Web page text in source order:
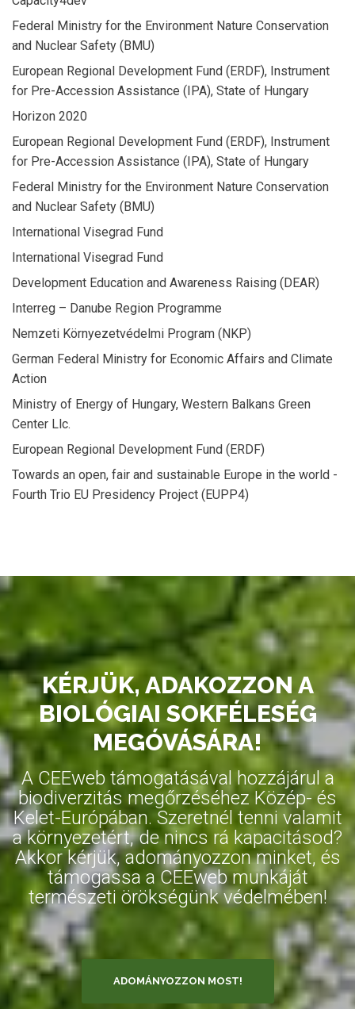
Federal Ministry for the Environment Nature Conservation
and Nuclear Safety (BMU)
European Regional Development Fund (ERDF), Instrument
for Pre-Accession Assistance (IPA), State of Hungary
Horizon 2020
European Regional Development Fund (ERDF), Instrument
for Pre-Accession Assistance (IPA), State of Hungary
Federal Ministry for the Environment Nature Conservation
and Nuclear Safety (BMU)
International Visegrad Fund
International Visegrad Fund
Development Education and Awareness Raising (DEAR)
Interreg – Danube Region Programme
Nemzeti Környezetvédelmi Program (NKP)
German Federal Ministry for Economic Affairs and Climate
Action
Ministry of Energy of Hungary, Western Balkans Green
Center Llc.
European Regional Development Fund (ERDF)
Towards an open, fair and sustainable Europe in the world -
Fourth Trio EU Presidency Project (EUPP4)
KÉRJÜK, ADAKOZZON A
BIOLÓGIAI SOKFÉLESÉG
MEGÓVÁSÁRA!
A CEEweb támogatásával hozzájárul a
biodiverzitás megőrzéséhez Közép- és
Kelet-Európában. Szeretnél tenni valamit
a környezetért, de nincs rá kapacitásod?
Akkor kérjük, adományozzon minket, és
támogassa a CEEweb munkáját
természeti örökségünk védelmében!
ADOMÁNYOZZON MOST!